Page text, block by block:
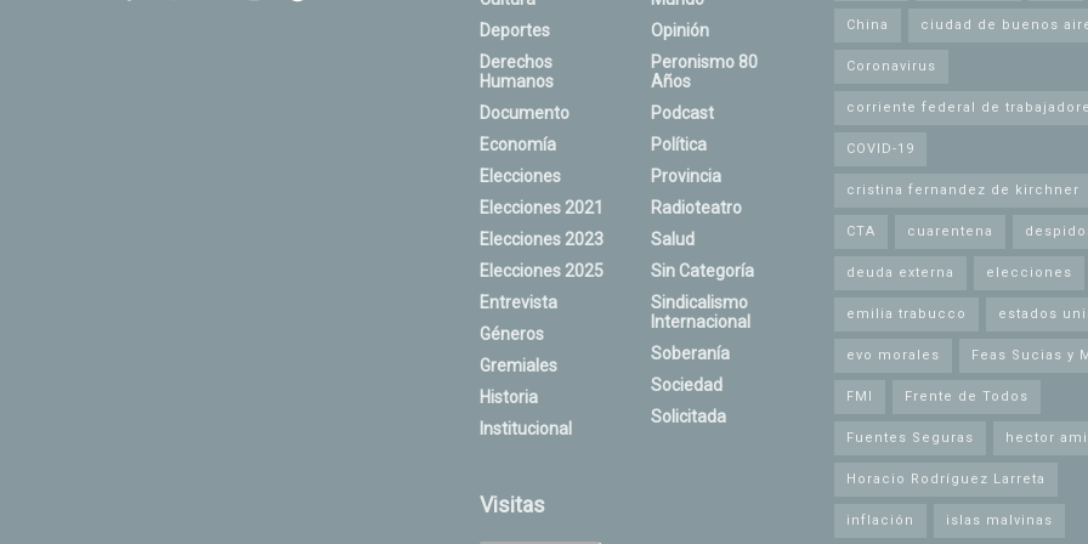
Deportes
Derechos
Humanos
Documento
Economía
Elecciones
Elecciones 2021
Elecciones 2023
Elecciones 2025
Entrevista
Géneros
Gremiales
Historia
Institucional
Opinión
Peronismo 80
Años
Podcast
Política
Provincia
Radioteatro
Salud
Sin Categoría
Sindicalismo
Internacional
Soberanía
Sociedad
Solicitada
Visitas
China ciudad de buenos
Coronavirus
corriente federal de
COVID-19
cristina fernandez de kirchner
CTA cuarentena
deuda externa elecciones
emilia trabucco estados
evo morales Feas Sucias y
FMI Frente de Todos
Fuentes Seguras hector
Horacio Rodríguez Larreta
inflación islas malvinas